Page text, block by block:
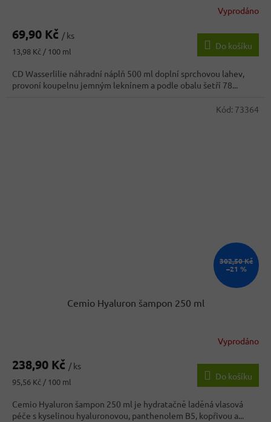
Vyprodáno
69,90 Kč / ks
Měrná
13,98 Kč / 100 ml
Do košíku
CD Wasserlilie náhradní náplň 500 ml doplní sprchovou lahev,
provoní koupelnu jemným leknínem a podle obalu šetří 78...
302,50 Kč
–21 %
Cemio Hyaluron šampon 250 ml
Vyprodáno
238,90 Kč / ks
Měrná
95,56 Kč / 100 ml
Do košíku
Cemio Hyaluron šampon 250 ml je hydratačně laděná vlasová
péče s kyselinou hyaluronovou, panthenolem B5, kopřivou a...
Kód: 73364